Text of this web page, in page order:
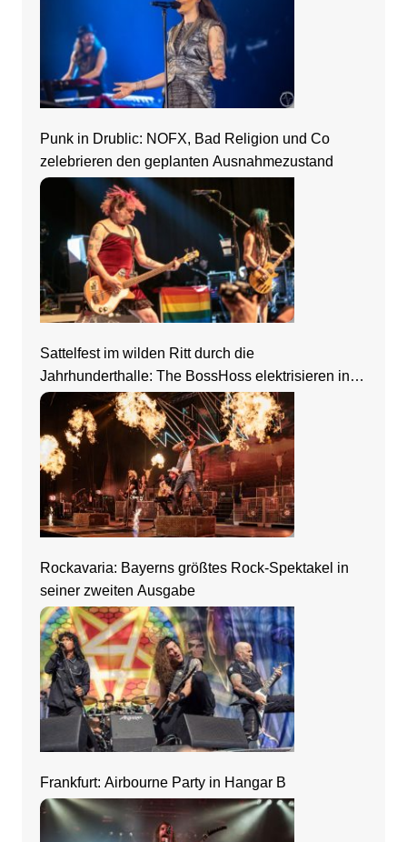
Punk in Drublic: NOFX, Bad Religion und Co
zelebrieren den geplanten Ausnahmezustand
Sattelfest im wilden Ritt durch die
Jahrhunderthalle: The BossHoss elektrisieren in
Frankfurt
Rockavaria: Bayerns größtes Rock-Spektakel in
seiner zweiten Ausgabe
Frankfurt: Airbourne Party in Hangar B